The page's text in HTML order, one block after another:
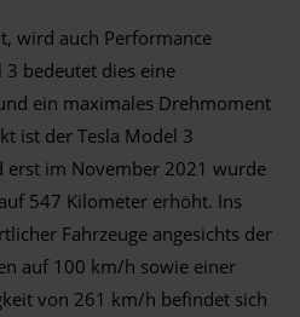
wird auch Performance
3 bedeutet dies eine
ein maximales Drehmoment
ist der Tesla Model 3
erst im November 2021 wurde
547 Kilometer erhöht. Ins
Fahrzeuge angesichts der
auf 100 km/h sowie einer
von 261 km/h befindet sich